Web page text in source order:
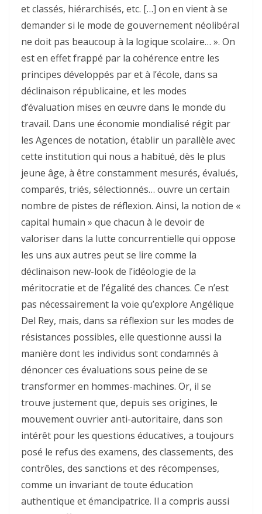
et classés, hiérarchisés, etc. […] on en vient à se
demander si le mode de gouvernement néolibéral
ne doit pas beaucoup à la logique scolaire… ». On
est en effet frappé par la cohérence entre les
principes développés par et à l’école, dans sa
déclinaison républicaine, et les modes
d’évaluation mises en œuvre dans le monde du
travail. Dans une économie mondialisé régit par
les Agences de notation, établir un parallèle avec
cette institution qui nous a habitué, dès le plus
jeune âge, à être constamment mesurés, évalués,
comparés, triés, sélectionnés… ouvre un certain
nombre de pistes de réflexion. Ainsi, la notion de «
capital humain » que chacun à le devoir de
valoriser dans la lutte concurrentielle qui oppose
les uns aux autres peut se lire comme la
déclinaison new-look de l’idéologie de la
méritocratie et de l’égalité des chances. Ce n’est
pas nécessairement la voie qu’explore Angélique
Del Rey, mais, dans sa réflexion sur les modes de
résistances possibles, elle questionne aussi la
manière dont les individus sont condamnés à
dénoncer ces évaluations sous peine de se
transformer en hommes-machines. Or, il se
trouve justement que, depuis ses origines, le
mouvement ouvrier anti-autoritaire, dans son
intérêt pour les questions éducatives, a toujours
posé le refus des examens, des classements, des
contrôles, des sanctions et des récompenses,
comme un invariant de toute éducation
authentique et émancipatrice. Il a compris aussi